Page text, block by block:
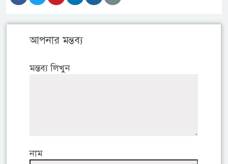
আপনার মন্তব্য
মন্তব্য লিখুন
নাম